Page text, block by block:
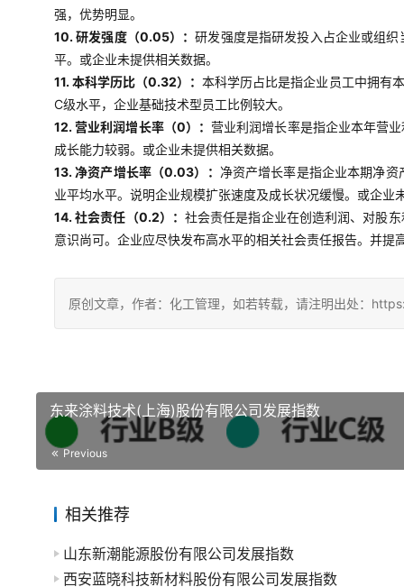
强，优势明显。
10. 研发强度（0.05）：研发强度是指研发投入占企业或组
平。或企业未提供相关数据。
11. 本科学历比（0.32）：本科学历占比是指企业员工中拥有
C级水平，企业基础技术型员工比例较大。
12. 营业利润增长率（0）：营业利润增长率是指企业本年营
成长能力较弱。或企业未提供相关数据。
13. 净资产增长率（0.03）： 净资产增长率是指企业本期净
业平均水平。说明企业规模扩张速度及成长状况缓慢。或企业
14. 社会责任（0.2）： 社会责任是指企业在创造利润、对股
意识尚可。企业应尽快发布高水平的相关社会责任报告。并提
原创文章，作者：化工管理，如若转载，请注明出处：
东来涂料技术(上海)股份有限公司发展指数
Previous
相关推荐
山东新潮能源股份有限公司发展指数
西安蓝晓科技新材料股份有限公司发展指数